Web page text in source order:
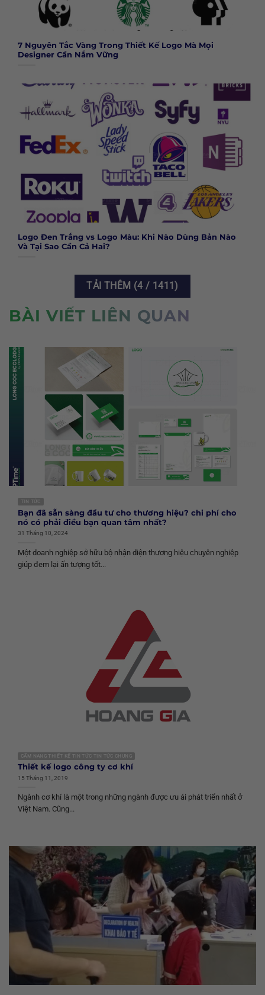
7 Nguyên Tắc Vàng Trong Thiết Kế Logo Mà Mọi
Designer Cần Nắm Vững
Logo Đen Trắng vs Logo Màu: Khi Nào Dùng Bản Nào
Và Tại Sao Cần Cả Hai?
TẢI THÊM (4/ 1411)
BÀI VIẾT LIÊN QUAN
TIN TỨC
Bạn đã sẵn sàng đầu tư cho thương hiệu? chi phí cho
nó có phải điều bạn quan tâm nhất?
31 Tháng 10, 2024
Một doanh nghiệp sở hữu bộ nhận diện thương hiệu chuyên nghiệp
giúp đem lại ấn tượng tốt...
CẨM NANG THIẾT KẾ TIN TỨC TIN TỨC CHUNG
Thiết kế logo công ty cơ khí
15 Tháng 11, 2019
Ngành cơ khí là một trong những ngành được ưu ái phát triển nhất ở
Việt Nam. Cũng...